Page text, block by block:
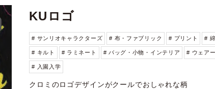
KUロゴ
# サンリオキャラクターズ # 布・ファブリック # プリント #
# キルト # ラミネート # バッグ・小物・インテリア # ウェアー
# 入園入学
クロミのロゴデザインがクールでおしゃれな柄